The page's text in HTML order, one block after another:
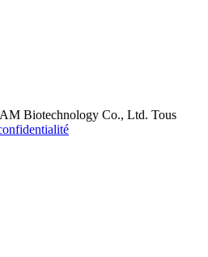
Biotechnology Co., Ltd. Tous